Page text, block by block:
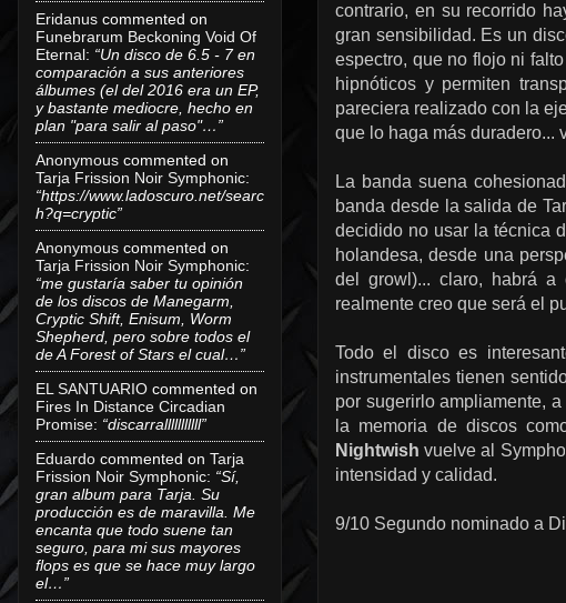
contrario, en su recorrido
gran sensibilidad. Es un
espectro, que no flojo ni
hipnóticos y permiten
pareciera realizado con la
que lo haga más duradero...
La banda suena
banda desde la salida de
decidido no usar la técnica
holandesa, desde una
del growl)... claro, habrá
realmente creo que será el
Todo el disco es
instrumentales tienen
por sugerirlo ampliamente,
la memoria de discos
Nightwish vuelve al
intensidad y calidad.
9/10 Segundo nominado a
Eridanus commented on
Funebrarum Beckoning Void Of
Eternal: “Un disco de 6.5 - 7 en
comparación a sus anteriores
álbumes (el del 2016 era un EP,
y bastante mediocre, hecho en
plan "para salir al paso"…”
Anonymous commented on
Tarja Frission Noir Symphonic:
“https://www.ladoscuro.net/searc
h?q=cryptic”
Anonymous commented on
Tarja Frission Noir Symphonic:
“me gustaría saber tu opinión
de los discos de Manegarm,
Cryptic Shift, Enisum, Worm
Shepherd, pero sobre todos el
de A Forest of Stars el cual…”
EL SANTUARIO commented on
Fires In Distance Circadian
Promise: “discarralllllllllll”
Eduardo commented on Tarja
Frission Noir Symphonic: “Sí,
gran album para Tarja. Su
producción es de maravilla. Me
encanta que todo suene tan
seguro, para mi sus mayores
flops es que se hace muy largo
el…”